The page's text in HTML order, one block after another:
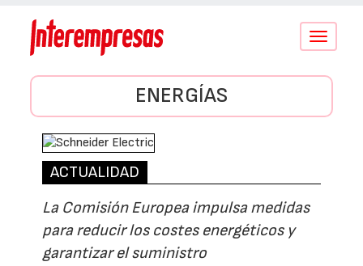
Conmutar
ENERGÍAS
ACTUALIDAD
La Comisión Europea impulsa medidas
para reducir los costes energéticos y
garantizar el suministro